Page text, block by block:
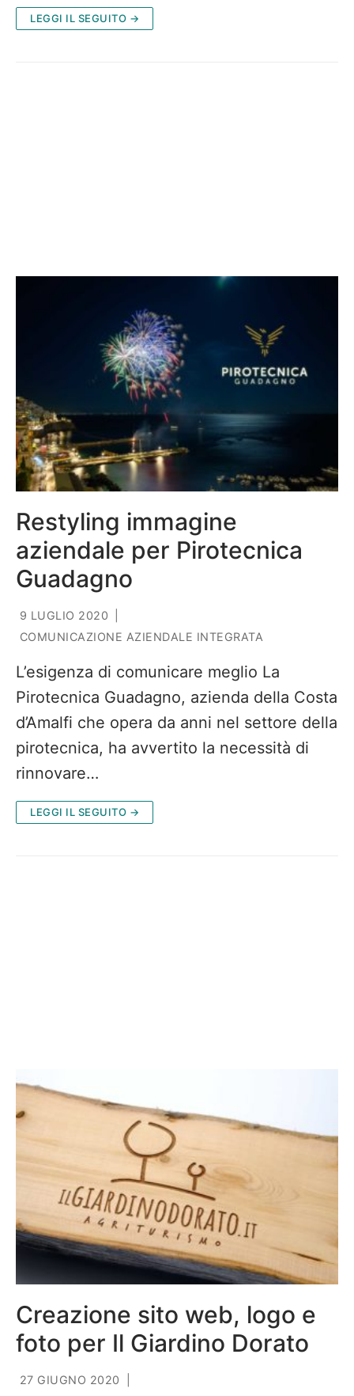
LEGGI IL SEGUITO →
Restyling immagine
aziendale per Pirotecnica
Guadagno
9 LUGLIO 2020
COMUNICAZIONE AZIENDALE INTEGRATA
L’esigenza di comunicare meglio La
Pirotecnica Guadagno, azienda della Costa
d’Amalfi che opera da anni nel settore della
pirotecnica, ha avvertito la necessità di
rinnovare…
LEGGI IL SEGUITO →
Creazione sito web, logo e
foto per Il Giardino Dorato
27 GIUGNO 2020